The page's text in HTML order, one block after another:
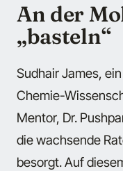
An der
„basteln“
Sudhair James,
Chemie-
Mentor, Dr.
die wachsende
besorgt. Auf